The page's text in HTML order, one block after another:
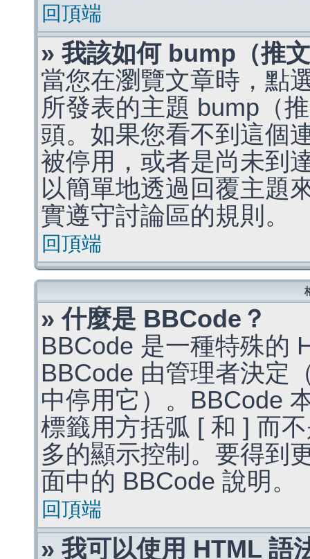
回頂端
» 我該如何 bump（推
當您在瀏覽文章時，點
所發表的主題 bump（
頭。如果您看不到這個
被停用，或者是尚未到
以簡單地透過回覆主題
實遵守討論區的規則。
回頂端
» 什麼是 BBCode？
BBCode 是一種特殊的
BBCode 由管理者決定
中停用它）。BBCode
標籤用方括弧 [ 和 ] 而
多的顯示控制。要得到
面中的 BBCode 說明。
回頂端
» 我可以使用 HTML 語